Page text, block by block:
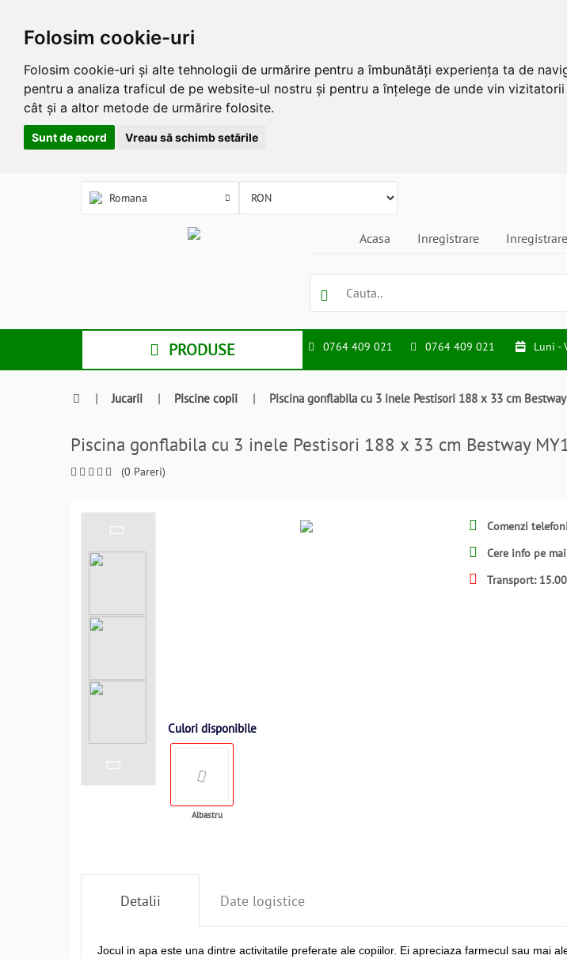
Folosim cookie-uri
Folosim cookie-uri și alte tehnologii de urmărire pentru a îmbunătăți experiența ta de
pentru a analiza traficul de pe website-ul nostru și pentru a înțelege de unde vin
cât și a altor metode de urmărire folosite.
Sunt de acord Vreau să schimb setările
Romana
Acasa Inregistrare
PRODUSE 0764 409 021 0764 409 021 Luni -
| Jucarii | Piscine copii | Piscina gonflabila cu 3 inele Pestisori 188 x 33 cm
Piscina gonflabila cu 3 inele Pestisori 188 x 33 cm Bestway
(0 Pareri)
Culori disponibile
Albastru
Comenzi
Cere info pe
Transport:
Detalii Date logistice
Jocul in apa este una dintre activitatile preferate ale copiilor. Ei apreciaza farmecul sau mai